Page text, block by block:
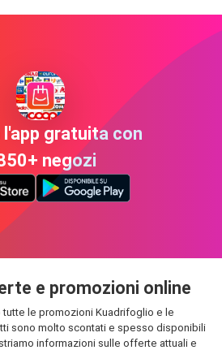
l'app gratuita con
negozi
e promozioni online
le promozioni Kuadrifoglio e le
sono molto scontati e spesso disponibili
informazioni sulle offerte attuali e